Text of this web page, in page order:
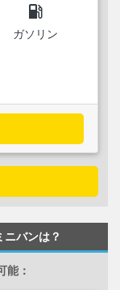
local_gas_station
ガソリン
バンは？
能：